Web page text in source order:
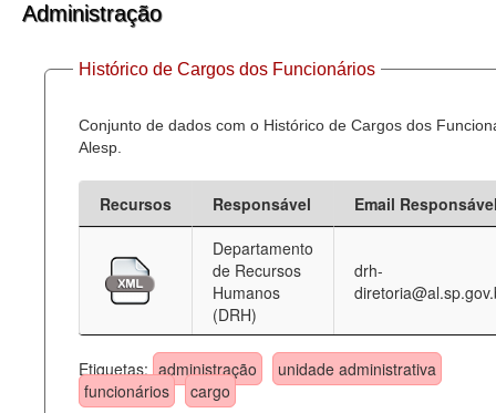
Lei de Acesso à Informação
Dados Governamentais Abertos
Planejamento
Catálogo de dados
Processo Legislativo
Administração
Legislação
Agenda
Administração
Histórico de Cargos dos Funcionários
Conjunto de dados com o Histórico de Cargos dos
Alesp.
Recursos Responsável
Email
Departamento
de Recursos
Humanos
(DRH)
drh-
Etiquetas: administração
unidade administrativa
funcionários
cargo